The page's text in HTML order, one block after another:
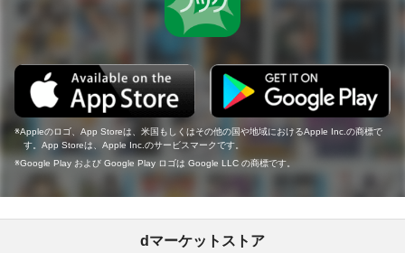
Appleのロゴ、App Storeは、米国もしくはその他の国や地域におけるApple Inc.の商標で
す。App Storeは、Apple Inc.のサービスマークです。
Google Play および Google Play ロゴは Google LLC の商標です。
dマーケットストア